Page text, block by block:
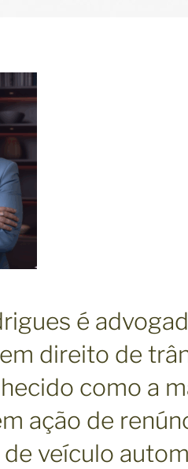
é
direito de
como a
ação de
veículo